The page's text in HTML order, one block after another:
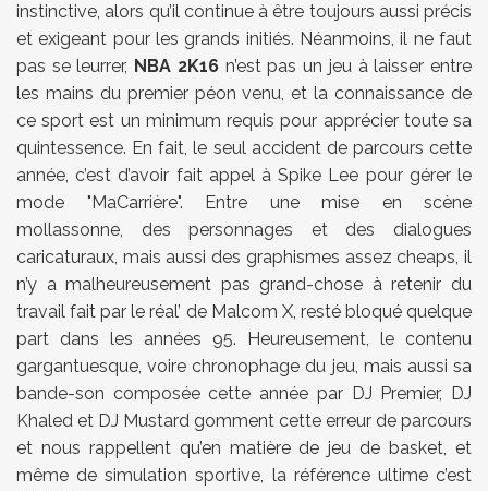
instinctive, alors qu’il continue à être toujours aussi précis
et exigeant pour les grands initiés. Néanmoins, il ne faut
pas se leurrer, NBA 2K16n’est pas un jeu à laisser entre
les mains du premier péon venu, et la connaissance de
ce sport est un minimum requis pour apprécier toute sa
quintessence. En fait, le seul accident de parcours cette
année, c’est d’avoir fait appel à Spike Lee pour gérer le
mode "MaCarrière". Entre une mise en scène
mollassonne, des personnages et des dialogues
caricaturaux, mais aussi des graphismes assez cheaps, il
n’y a malheureusement pas grand-chose à retenir du
travail fait par le réal’ de Malcom X, resté bloqué quelque
part dans les années 95. Heureusement, le contenu
gargantuesque, voire chronophage du jeu, mais aussi sa
bande-son composée cette année par DJ Premier, DJ
Khaled et DJ Mustard gomment cette erreur de parcours
et nous rappellent qu’en matière de jeu de basket, et
même de simulation sportive, la référence ultime c’est